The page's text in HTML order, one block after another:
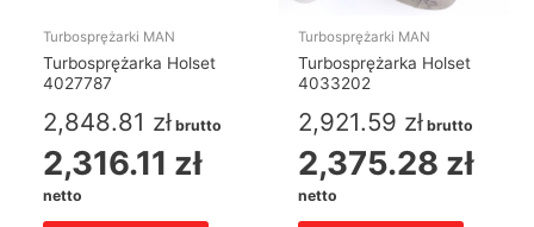
Turbosprężarki MAN
Turbosprężarka Holset
4027787
2,848.81 zł brutto
2,316.11 zł
netto
Turbosprężarki MAN
Turbosprężarka Holset
4033202
2,921.59 zł brutto
2,375.28 zł
netto